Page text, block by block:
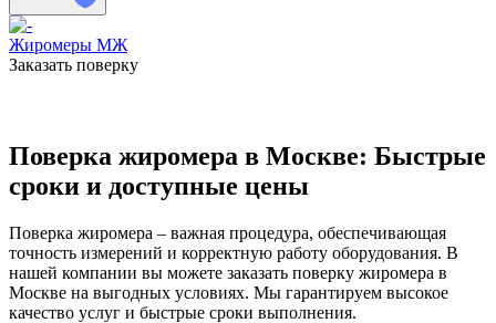
Жиромеры МЖ
Заказать поверку
Поверка жиромера в Москве: Быстрые
сроки и доступные цены
Поверка жиромера – важная процедура, обеспечивающая
точность измерений и корректную работу оборудования. В
нашей компании вы можете заказать поверку жиромера в
Москве на выгодных условиях. Мы гарантируем высокое
качество услуг и быстрые сроки выполнения.